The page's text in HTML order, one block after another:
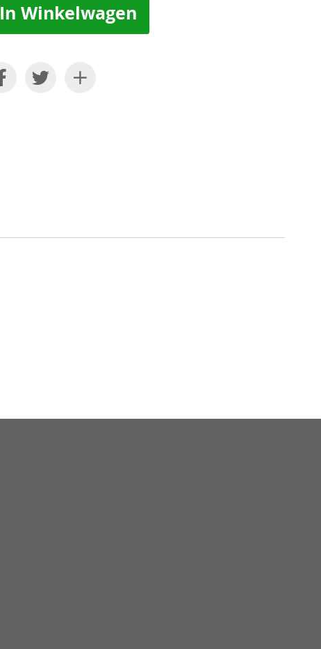
In Winkelwagen